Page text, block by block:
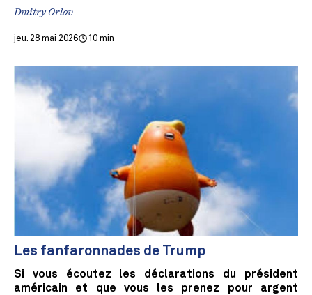
Dmitry Orlov
jeu. 28 mai 2026 10 min
Les fanfaronnades de Trump
Si vous écoutez les déclarations du président
américain et que vous les prenez pour argent